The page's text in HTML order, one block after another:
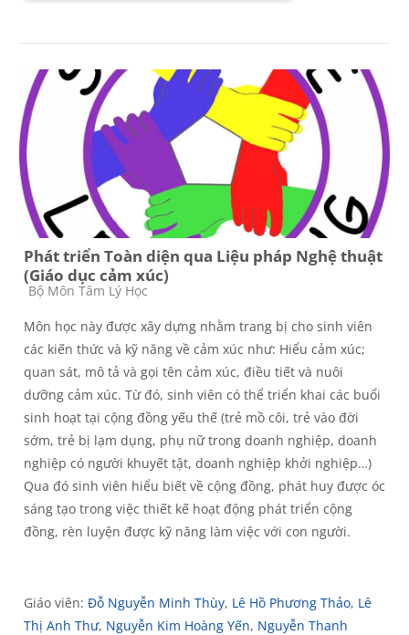
Phát triển Toàn diện qua Liệu pháp Nghệ thuật
(Giáo dục cảm xúc)
Các loại khóa học
Bộ Môn Tâm Lý Học
Môn học này được xây dựng nhằm trang bị cho sinh viên
các kiến thức và kỹ năng về cảm xúc như: Hiểu cảm xúc;
quan sát, mô tả và gọi tên cảm xúc, điều tiết và nuôi
dưỡng cảm xúc. Từ đó, sinh viên có thể triển khai các buổi
sinh hoạt tại cộng đồng yếu thế (trẻ mồ côi, trẻ vào đời
sớm, trẻ bị lạm dụng, phụ nữ trong doanh nghiệp, doanh
nghiệp có người khuyết tật, doanh nghiệp khởi nghiệp…)
Qua đó sinh viên hiểu biết về cộng đồng, phát huy được óc
sáng tạo trong việc thiết kế hoạt động phát triển cộng
đồng, rèn luyện được kỹ năng làm việc với con người.
Giáo viên: Đỗ Nguyễn Minh Thùy, Lê Hồ Phương Thảo, Lê
Thị Anh Thư, Nguyễn Kim Hoàng Yến, Nguyễn Thanh